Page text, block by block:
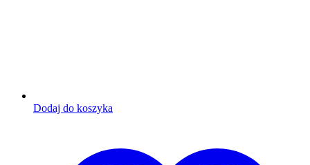
Dodaj do koszyka